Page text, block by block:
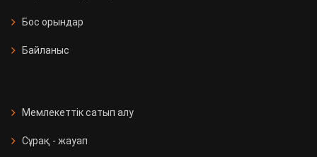
Бос орындар
Байланыс
Мемлекеттік сатып алу
Сұрақ - жауап